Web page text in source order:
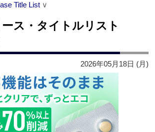
Title List ∨
ース・タイトルリスト
2026年05月18日 (月)